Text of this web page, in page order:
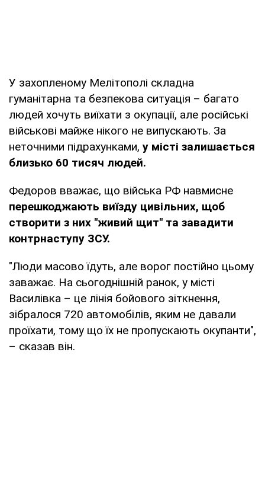
У захопленому Мелітополі складна
гуманітарна та безпекова ситуація – багато
людей хочуть виїхати з окупації, але російські
військові майже нікого не випускають. За
неточними підрахунками, у місті залишається
близько 60 тисяч людей.
Федоров вважає, що війська РФ навмисне
перешкоджають виїзду цивільних, щоб
створити з них "живий щит" та завадити
контрнаступу ЗСУ.
"Люди масово їдуть, але ворог постійно цьому
заважає. На сьогоднішній ранок, у місті
Василівка – це лінія бойового зіткнення,
зібралося 720 автомобілів, яким не давали
проїхати, тому що їх не пропускають окупанти",
– сказав він.